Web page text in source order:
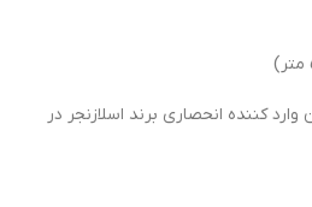
کننده انحصاری برند اسلازنجر در